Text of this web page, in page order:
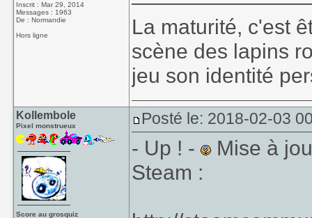
Inscrit : Mar 29, 2014
Messages : 1963
De : Normandie
Hors ligne
La maturité, c'est
scène des lapins
jeu son identité
Kollembole
Pixel monstrueux
Score au grosquiz
Posté le: 2018-02-03
- Up ! -
Mise à
Steam :